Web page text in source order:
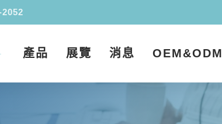
產品 展覽 消息 OEM&ODM